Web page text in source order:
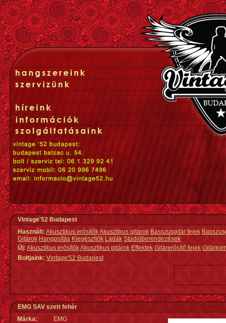
Vintage'52 Budapest
Használt: Akusztikus erősítőkAkusztikus gitárok Basszusgitár fejek
Gitárok Hangosítás Kiegészítők Ládák Stúdióberendezések
Új:Akusztikus erősítőkAkusztikus gitárok Effektek Gitárerősítő fejek
Boltjaink: Vintage'52 Budapest
EMG SAV szett fehér
Márka:
EMG